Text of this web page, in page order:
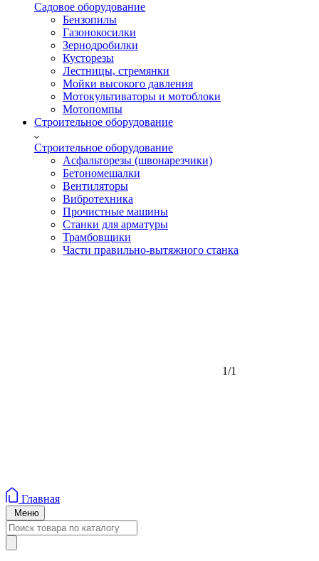
Садовое оборудование
Бензопилы
Газонокосилки
Зернодробилки
Кусторезы
Лестницы, стремянки
Мойки высокого давления
Мотокультиваторы и мотоблоки
Мотопомпы
Строительное оборудование
Строительное оборудование
Асфальторезы (швонарезчики)
Бетономешалки
Вентиляторы
Вибротехника
Прочистные машины
Станки для арматуры
Трамбовщики
Части правильно-вытяжного станка
1/1
Главная
Меню